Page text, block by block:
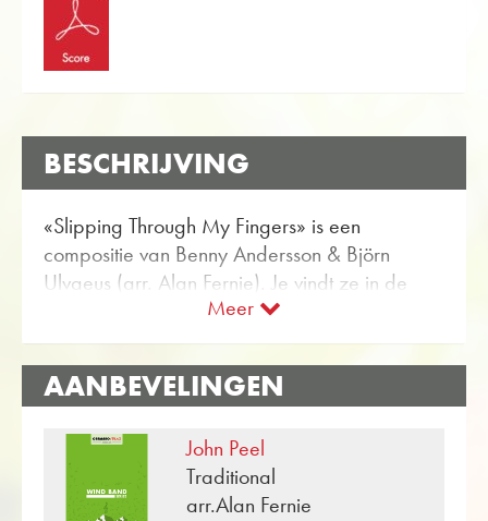
BESCHRIJVING
«Slipping Through My Fingers» is een
compositie van Benny Andersson & Björn
Ulvaeus (arr. Alan Fernie). Je vindt ze in de
Obrasso webshop Bladmuziek voor Harmonie
met het artikel nr. 19290 beschikbaar. De
bladmuziek is ingedeeld in Moeilijkheidsgraad
B / C (gemakkelijk tot gemiddeld). Meer
worden gevonden met de flexibele
Meer
AANBEVELINGEN
John Peel
Traditional
arr.Alan Fernie